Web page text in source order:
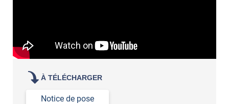
À TÉLÉCHARGER
Notice de pose